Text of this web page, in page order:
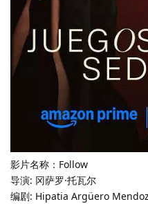
影片名称：Follow
导演: 冈萨罗·托瓦尔
编剧: Hipatia Argüero